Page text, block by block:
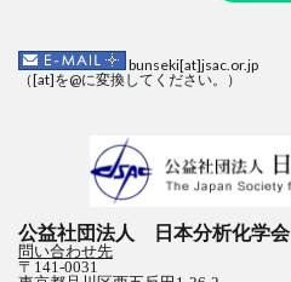
bunseki[at]jsac.or.jp
（[at]を@に変換してください。）
公益社団法人 日本分析化学会
問い合わせ先
〒141-0031